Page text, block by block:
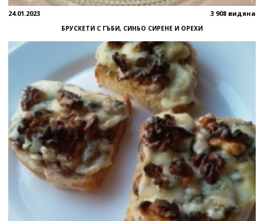
24.01.2023 3 908 видяна
БРУСКЕТИ С ГЪБИ, СИНЬО СИРЕНЕ И ОРЕХИ